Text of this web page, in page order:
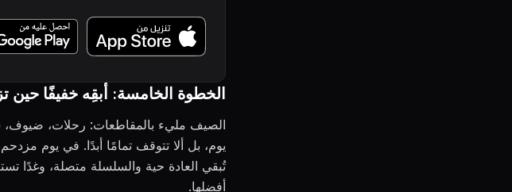
الخطوة الخامسة: أبقِه خفيفًا حين
الصيف مليء بالمقاطعات: رحلات، ضيوف،
يوم، بل ألا تتوقف تمامًا أبدًا. في يوم
تُبقي العادة حية والسلسلة متصلة، وغدًا
أفضلها.